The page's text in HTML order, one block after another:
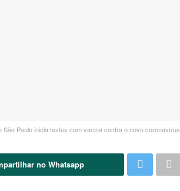
São Paulo inicia testes com vacina contra o novo coronavírus.
no Whatsapp